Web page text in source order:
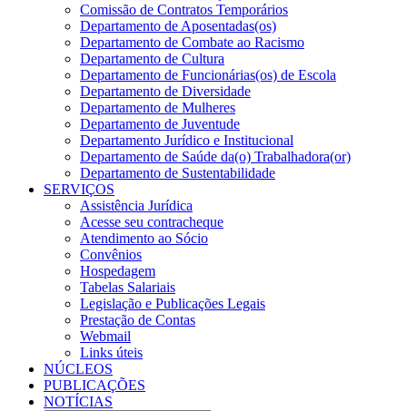
Comissão de Contratos Temporários
Departamento de Aposentadas(os)
Departamento de Combate ao Racismo
Departamento de Cultura
Departamento de Funcionárias(os) de Escola
Departamento de Diversidade
Departamento de Mulheres
Departamento de Juventude
Departamento Jurídico e Institucional
Departamento de Saúde da(o) Trabalhadora(or)
Departamento de Sustentabilidade
SERVIÇOS
Assistência Jurídica
Acesse seu contracheque
Atendimento ao Sócio
Convênios
Hospedagem
Tabelas Salariais
Legislação e Publicações Legais
Prestação de Contas
Webmail
Links úteis
NÚCLEOS
PUBLICAÇÕES
NOTÍCIAS